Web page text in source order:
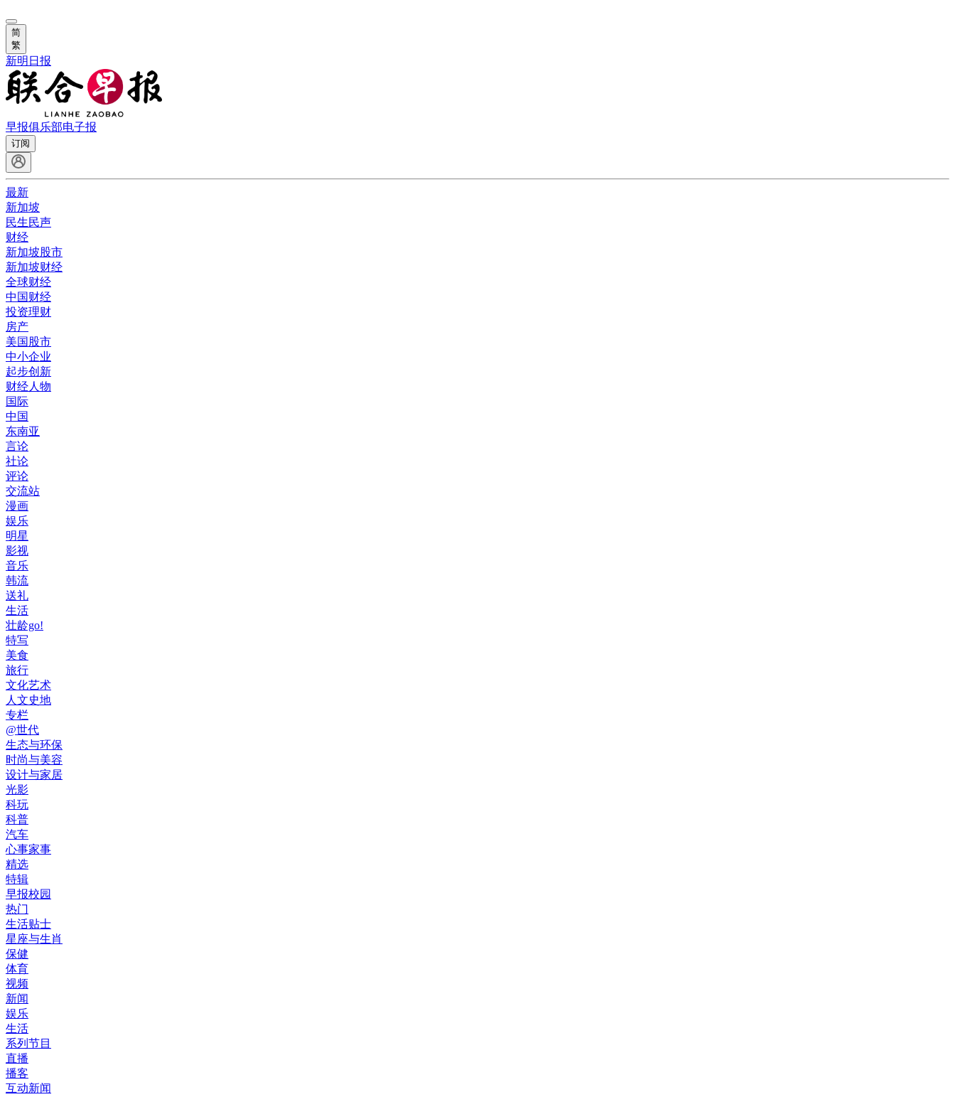
简
繁
新明日报
早报俱乐部电子报
订阅
最新
新加坡
民生民声
财经
新加坡股市
新加坡财经
全球财经
中国财经
投资理财
房产
美国股市
中小企业
起步创新
财经人物
国际
中国
东南亚
言论
社论
评论
交流站
漫画
娱乐
明星
影视
音乐
韩流
送礼
生活
壮龄go!
特写
美食
旅行
文化艺术
人文史地
专栏
@世代
生态与环保
时尚与美容
设计与家居
光影
科玩
科普
汽车
心事家事
精选
特辑
早报校园
热门
生活贴士
星座与生肖
保健
体育
视频
新闻
娱乐
生活
系列节目
直播
播客
互动新闻